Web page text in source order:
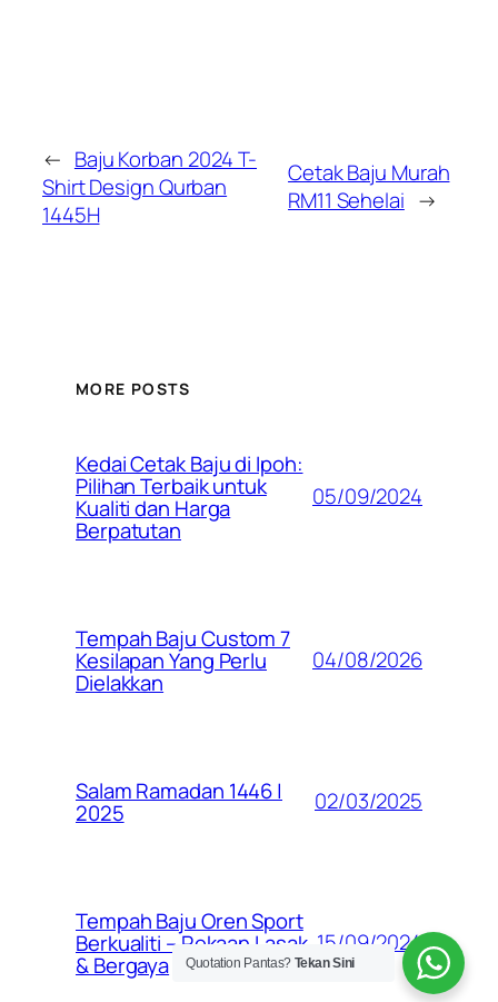
← Baju Korban 2024 T-
Shirt Design Qurban
1445H
Cetak Baju Murah
RM11 Sehelai →
MORE POSTS
Kedai Cetak Baju di Ipoh:
Pilihan Terbaik untuk
Kualiti dan Harga
Berpatutan
05/09/2024
Tempah Baju Custom 7
Kesilapan Yang Perlu
Dielakkan
04/08/2026
Salam Ramadan 1446 |
2025 02/03/2025
Tempah Baju Oren Sport
Berkualiti – Rekaan Lasak
& Bergaya
15/09/2024
Quotation Pantas? Tekan Sini